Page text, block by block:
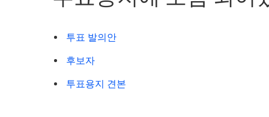
투표 발의안
후보자
투표용지 견본